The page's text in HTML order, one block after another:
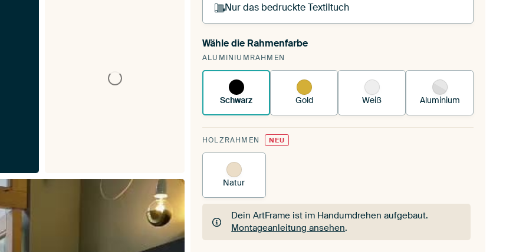
Nur das bedruckte Textiltuch
Du spannst einen wechselbaren Textiltuch in deinen
vorhandenen ArtFrame™.
Wähle die Rahmenfarbe
ALUMINIUMRAHMEN
Schwarz Gold Weiß Aluminium
HOLZRAHMEN NEU
Natur
Dein ArtFrame ist im Handumdrehen aufgebaut.
Montageanleitung ansehen.